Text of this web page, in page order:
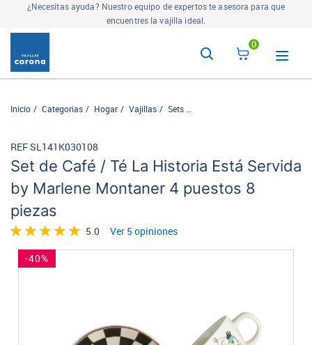
La tienda más completa para la mesa servida. Descubre nuestros
complementos aquí
0
Inicio Categorias Hogar Vajillas Sets
Set de Café / Té La Historia Está Servida
by Marlene Montaner 4 puestos 8
piezas
REF SL141K030108
5.0 Ver 5 opiniones
-40%